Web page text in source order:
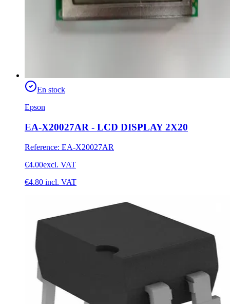
En stock
Epson
EA-X20027AR - LCD DISPLAY 2X20
Reference: EA-X20027AR
€4.00excl. VAT
€4.80 incl. VAT